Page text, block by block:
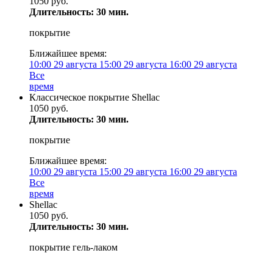
Длительность: 30 мин.
покрытие
Ближайшее время:
10:00 29 августа 15:00 29 августа 16:00 29 августа
Все
время
Классическое покрытие Shellac
1050 руб.
Длительность: 30 мин.
покрытие
Ближайшее время:
10:00 29 августа 15:00 29 августа 16:00 29 августа
Все
время
Shellac
1050 руб.
Длительность: 30 мин.
покрытие гель-лаком